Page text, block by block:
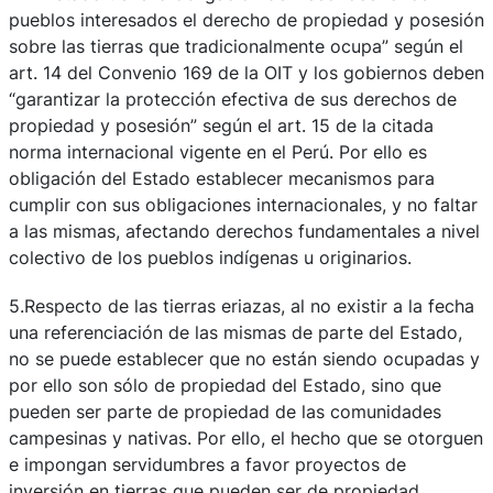
pueblos interesados el derecho de propiedad y posesión
sobre las tierras que tradicionalmente ocupa” según el
art. 14 del Convenio 169 de la OIT y los gobiernos deben
“garantizar la protección efectiva de sus derechos de
propiedad y posesión” según el art. 15 de la citada
norma internacional vigente en el Perú. Por ello es
obligación del Estado establecer mecanismos para
cumplir con sus obligaciones internacionales, y no faltar
a las mismas, afectando derechos fundamentales a nivel
colectivo de los pueblos indígenas u originarios.
5.Respecto de las tierras eriazas, al no existir a la fecha
una referenciación de las mismas de parte del Estado,
no se puede establecer que no están siendo ocupadas y
por ello son sólo de propiedad del Estado, sino que
pueden ser parte de propiedad de las comunidades
campesinas y nativas. Por ello, el hecho que se otorguen
e impongan servidumbres a favor proyectos de